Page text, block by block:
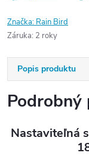
Značka: Rain Bird
Záruka: 2 roky
Popis produktu
Podrobný
Nastaviteľná